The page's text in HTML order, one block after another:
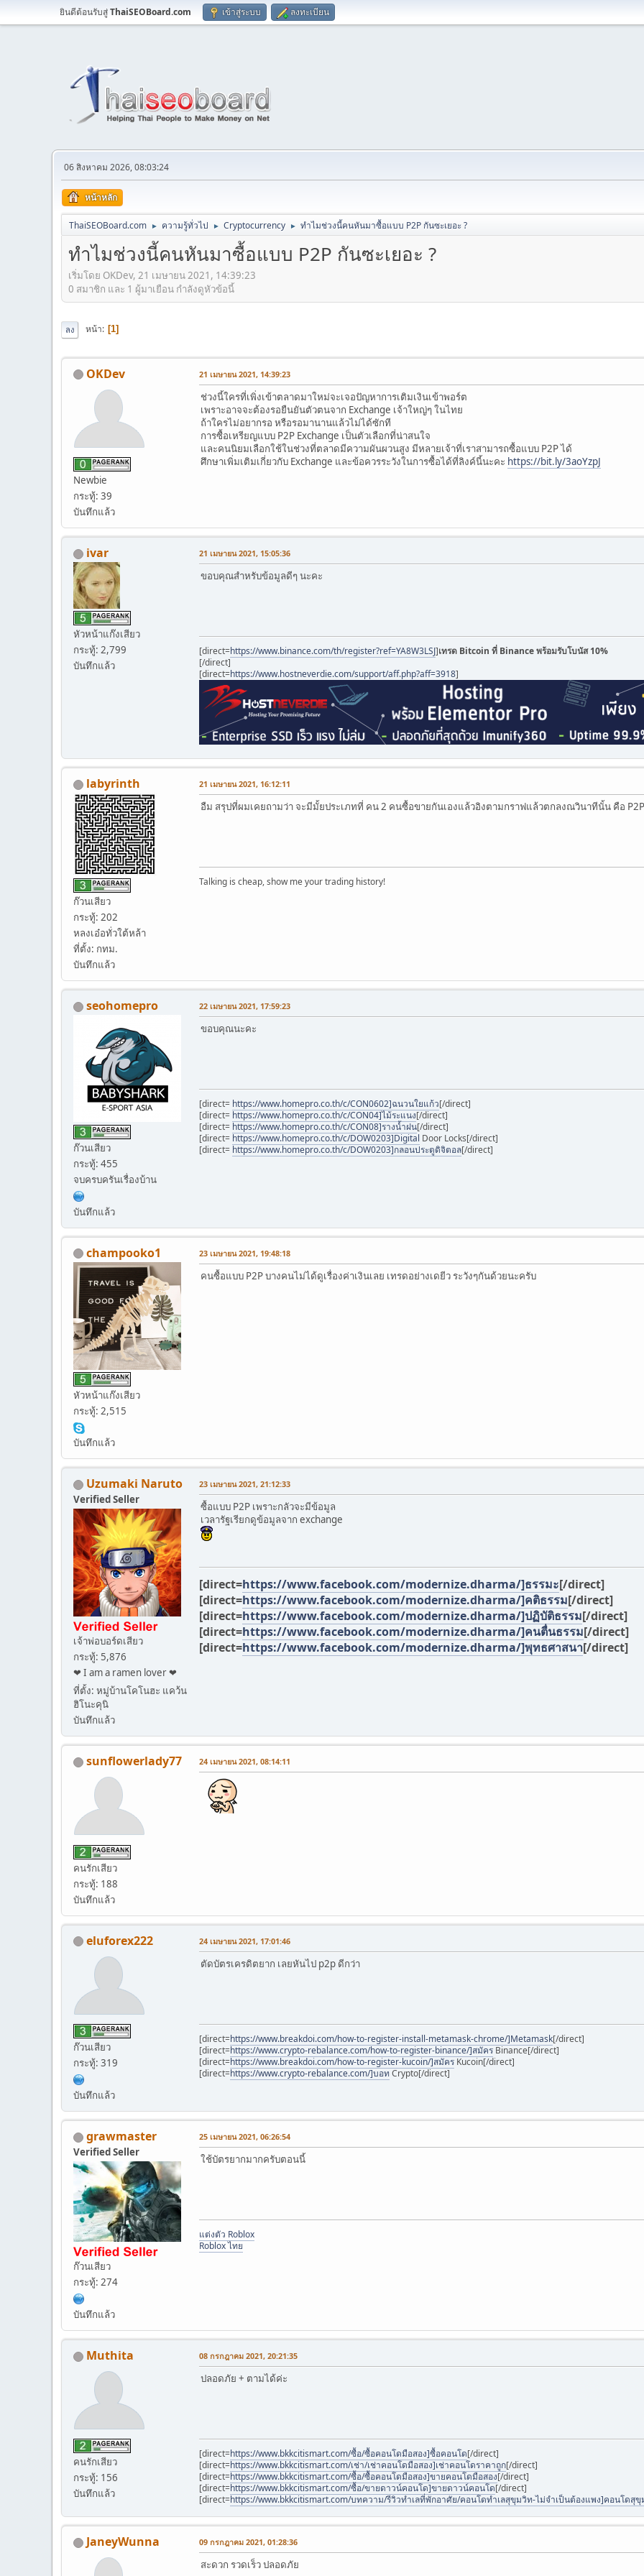
ยินดีต้อนรับสู่ThaiSEOBoard.com เข้าสู่ระบบ ลงทะเบียน
06 สิงหาคม 2026, 08:03:24
หน้าหลัก
ThaiSEOBoard.com ► ความรู้ทั่วไป ► Cryptocurrency ► ทำไมช่วงนี้คนหันมาซื้อแบบ P2P กันซะเยอะ ?
ทำไมช่วงนี้คนหันมาซื้อแบบ P2P กันซะเยอะ ?
เริ่มโดย OKDev, 21 เมษายน 2021, 14:39:23
0 สมาชิก และ 1 ผู้มาเยือน กำลังดูหัวข้อนี้
ลง หน้า 1
OKDev
Newbie
กระทู้: 39
บันทึกแล้ว
21 เมษายน 2021, 14:39:23
ช่วงนี้ใครที่เพิ่งเข้าตลาดมาใหม่จะเจอปัญหาการเติมเงินเข้าพอร์ต
เพราะอาจจะต้องรอยืนยันตัวตนจาก Exchange เจ้าใหญ่ๆ ในไทย
ถ้าใครไม่อยากรอ หรือรอมานานแล้วไม่ได้ซักที
การซื้อเหรียญแบบ P2P Exchange เป็นตัวเลือกที่น่าสนใจ
และคนนิยมเลือกใช้ในช่วงที่ตลาดมีความผันผวนสูง มีหลายเจ้าที่เราสามารถซื้อแบบ P2P ได้
ศึกษาเพิ่มเติมเกี่ยวกับ Exchange และข้อควรระวังในการซื้อได้ที่ลิงค์นี้นะคะ https://bit.ly/3aoYzpJ
ivar
หัวหน้าแก๊งเสียว
กระทู้: 2,799
บันทึกแล้ว
21 เมษายน 2021, 15:05:36
ขอบคุณสำหรับข้อมูลดีๆ นะคะ
[direct=https://www.binance.com/th/register?ref=YA8W3LSJ]เทรด Bitcoin ที่ Binance พร้อมรับโบนัส 10%
[/direct]
[direct=https://www.hostneverdie.com/support/aff.php?aff=3918]
labyrinth
ก๊วนเสียว
กระทู้: 202
หลงเอ๋อทั่วใต้หล้า
ที่ตั้ง: กทม.
บันทึกแล้ว
21 เมษายน 2021, 16:12:11
อืม สรุปที่ผมเคยถามว่า จะมีมั้ยประเภทที่ คน 2 คนซื้อขายกันเองแล้วอิงตามกราฟแล้วตกลงณวินาทีนั้น คือ
Talking is cheap, show me your trading history!
seohomepro
ก๊วนเสียว
กระทู้: 455
จบครบครันเรื่องบ้าน
บันทึกแล้ว
22 เมษายน 2021, 17:59:23
ขอบคุณนะคะ
[direct= https://www.homepro.co.th/c/CON0602]ฉนวนใยแก้ว[/direct]
[direct= https://www.homepro.co.th/c/CON04]ไม้ระแนง[/direct]
[direct= https://www.homepro.co.th/c/CON08]รางน้ำฝน[/direct]
[direct= https://www.homepro.co.th/c/DOW0203]Digital Door Locks[/direct]
[direct= https://www.homepro.co.th/c/DOW0203]กลอนประตูดิจิตอล[/direct]
champooko1
หัวหน้าแก๊งเสียว
กระทู้: 2,515
บันทึกแล้ว
23 เมษายน 2021, 19:48:18
คนซื้อแบบ P2P บางคนไม่ได้ดูเรื่องค่าเงินเลย เทรดอย่างเดยีว ระวังๆกันด้วยนะครับ
Uzumaki Naruto
Verified Seller
เจ้าพ่อบอร์ดเสียว
กระทู้: 5,876
❤ I am a ramen lover ❤
ที่ตั้ง: หมู่บ้านโคโนฮะ แคว้น
ฮิโนะคุนิ
บันทึกแล้ว
23 เมษายน 2021, 21:12:33
ซื้อแบบ P2P เพราะกลัวจะมีข้อมูล
เวลารัฐเรียกดูข้อมูลจาก exchange
[direct=https://www.facebook.com/modernize.dharma/]ธรรมะ[/direct]
[direct=https://www.facebook.com/modernize.dharma/]คติธรรม[/direct]
[direct=https://www.facebook.com/modernize.dharma/]ปฏิบัติธรรม[/direct]
[direct=https://www.facebook.com/modernize.dharma/]คนตื่นธรรม[/direct]
[direct=https://www.facebook.com/modernize.dharma/]พุทธศาสนา[/direct]
sunflowerlady77
คนรักเสียว
กระทู้: 188
บันทึกแล้ว
24 เมษายน 2021, 08:14:11
eluforex222
ก๊วนเสียว
กระทู้: 319
บันทึกแล้ว
24 เมษายน 2021, 17:01:46
ตัดบัตรเครดิตยาก เลยหันไป p2p ดีกว่า
[direct=https://www.breakdoi.com/how-to-register-install-metamask-chrome/]Metamask[/direct]
[direct=https://www.crypto-rebalance.com/how-to-register-binance/]สมัคร Binance[/direct]
[direct=https://www.breakdoi.com/how-to-register-kucoin/]สมัคร Kucoin[/direct]
[direct=https://www.crypto-rebalance.com/]บอท Crypto[/direct]
grawmaster
Verified Seller
ก๊วนเสียว
กระทู้: 274
บันทึกแล้ว
25 เมษายน 2021, 06:26:54
ใช้บัตรยากมากครับตอนนี้
แต่งตัว Roblox
Roblox ไทย
Muthita
คนรักเสียว
กระทู้: 156
บันทึกแล้ว
08 กรกฎาคม 2021, 20:21:35
ปลอดภัย + ตามได้ค่ะ
[direct=https://www.bkkcitismart.com/ซื้อ/ซื้อคอนโดมือสอง]ซื้อคอนโด[/direct]
[direct=https://www.bkkcitismart.com/เช่า/เช่าคอนโดมือสอง]เช่าคอนโดราคาถูก[/direct]
[direct=https://www.bkkcitismart.com/ซื้อ/ซื้อคอนโดมือสอง]ขายคอนโดมือสอง[/direct]
[direct=https://www.bkkcitismart.com/ซื้อ/ขายดาวน์คอนโด]ขายดาวน์คอนโด[/direct]
[direct=https://www.bkkcitismart.com/บทความ/รีวิวทำเลที่พักอาศัย/คอนโดทำเลสุขุมวิท-ไม่จำเป็นต้องแพง]คอนโดสุ
JaneyWunna 09 กรกฎาคม 2021, 01:28:36
สะดวก รวดเร็ว ปลอดภัย